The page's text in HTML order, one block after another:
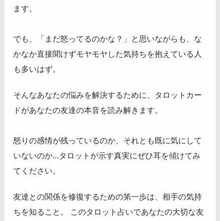
ます。
でも、「まだ怒ってるのかな？」と思いながらも、な
かなか直接聞けずモヤモヤした気持ちを抱えている人
も多いはず。
そんなあなたの悩みを解決するために、タロットカー
ドがあなたの友達の本音を読み解きます。
怒りの感情が残っているのか、それとも既に気にして
いないのか…タロットが示す真実にぜひ耳を傾けてみ
てください。
友達との関係を修復するための第一歩は、相手の気持
ちを知ること。 このタロット占いであなたの大切な友